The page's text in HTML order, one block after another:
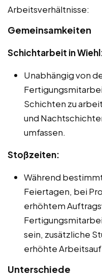
Arbeitsverhältnisse:
Gemeinsamkeiten
Schichtarbeit in
Unabhängig von
Schichten zu
und
umfassen.
Stoßzeiten:
Während
Feiertagen, bei
erhöhtem
sein, zusätzliche
erhöhte
Unterschiede